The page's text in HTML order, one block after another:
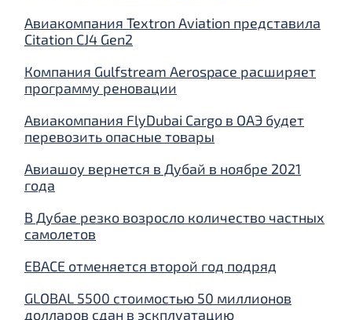
Авиакомпания Textron Aviation представила
Citation CJ4 Gen2
Компания Gulfstream Aerospace расширяет
программу реновации
Авиакомпания FlyDubai Cargo в ОАЭ будет
перевозить опасные товары
Авиашоу вернется в Дубай в ноябре 2021
года
В Дубае резко возросло количество частных
самолетов
EBACE отменяется второй год подряд
GLOBAL 5500 стоимостью 50 миллионов
долларов сдан в эскплуатацию